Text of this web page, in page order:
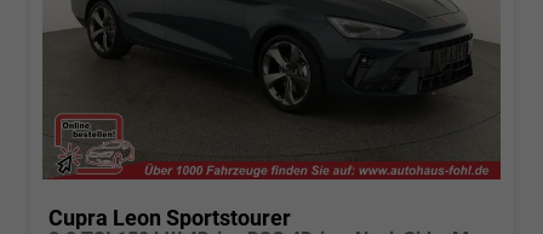
Cupra Leon Sportstourer